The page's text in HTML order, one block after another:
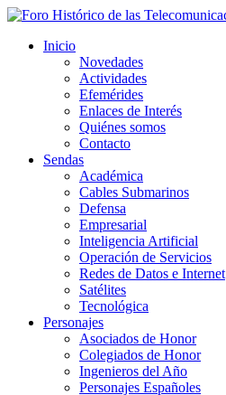
Inicio
Novedades
Actividades
Efemérides
Enlaces de Interés
Quiénes somos
Contacto
Sendas
Académica
Cables Submarinos
Defensa
Empresarial
Inteligencia Artificial
Operación de Servicios
Redes de Datos e Internet
Satélites
Tecnológica
Personajes
Asociados de Honor
Colegiados de Honor
Ingenieros del Año
Personajes Españoles